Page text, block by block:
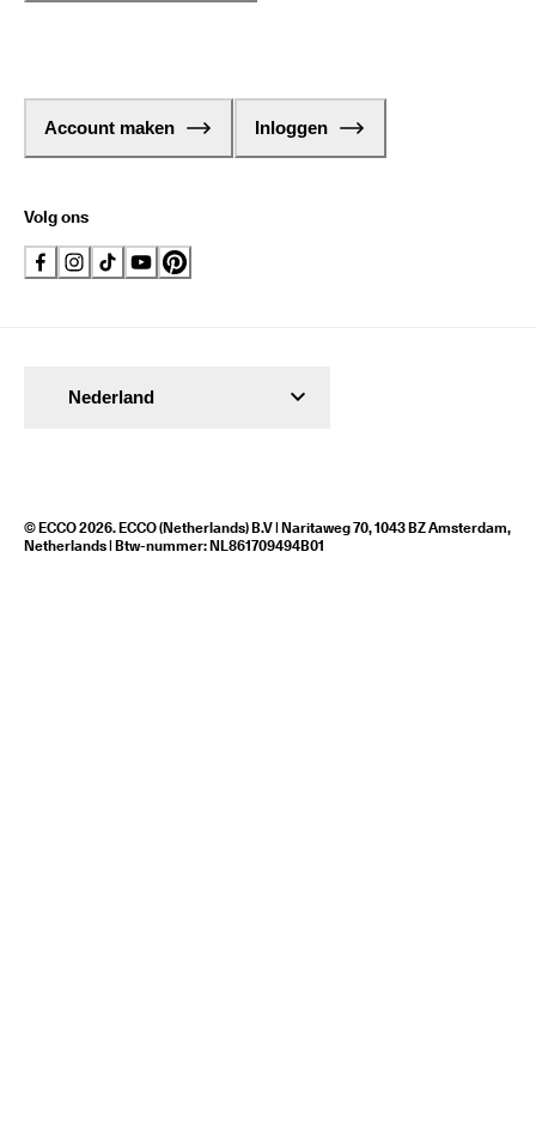
Account maken Inloggen
Volg ons
© ECCO 2026. ECCO (Netherlands) B.V | Naritaweg 70, 1043 BZ Amsterdam,
Netherlands | Btw-nummer: NL861709494B01
Nederland